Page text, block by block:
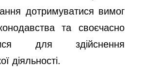
дотримуватися вимог
та своєчасно
для здійснення
діяльності.